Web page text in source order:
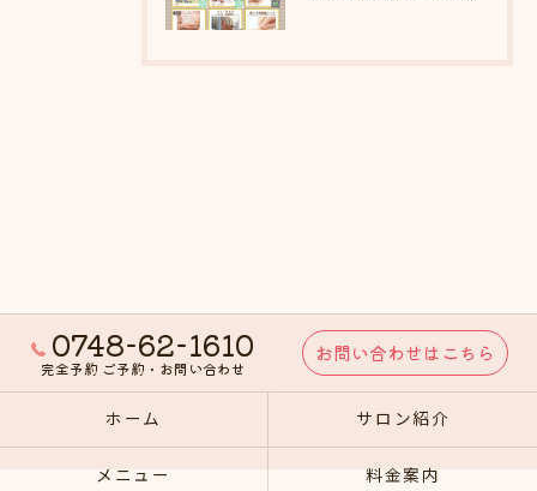
0748-62-1610
完全予約 ご予約・お問い合わせ
お問い合わせはこちら
ホーム サロン紹介
メニュー 料金案内